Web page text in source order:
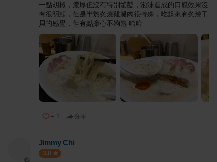
一點胡椒，濃厚但沒有特別驚豔，泡沫造成的口感效果沒
有很明顯，但是半熟炙燒雞腿肉很特殊，吃起來有炙燒干
貝的感覺，但有點擔心不夠熟 哈哈
+ 1 分享
Jimmy Chi
3.0